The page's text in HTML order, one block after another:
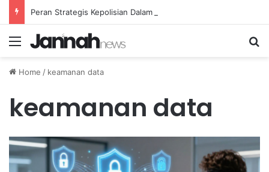
Menu
Home / keamanan data
keamanan data